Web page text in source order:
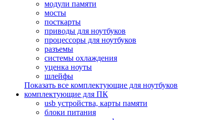
модули памяти
мосты
посткарты
приводы для ноутбуков
процессоры для ноутбуков
разъемы
системы охлаждения
уценка ноуты
шлейфы
Показать все комплектующие для ноутбуков
комплектующие для ПК
usb устройства, карты памяти
блоки питания